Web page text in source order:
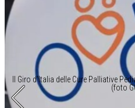
Il Giro d’Italia delle Cure Palliative
(foto